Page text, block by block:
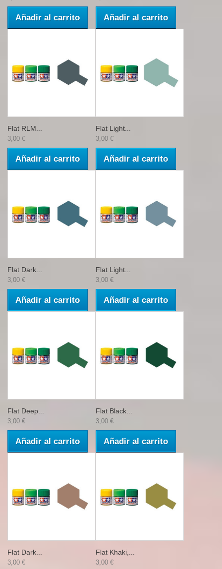
Añadir al carrito Añadir al carrito
Flat RLM...
3,00 €
Añadir al carrito
Flat Light...
3,00 €
Añadir al carrito
Flat Dark...
3,00 €
Añadir al carrito
Flat Light...
3,00 €
Añadir al carrito
Flat Deep...
3,00 €
Añadir al carrito
Flat Black...
3,00 €
Añadir al carrito
Flat Dark...
3,00 €
Flat Khaki,...
3,00 €